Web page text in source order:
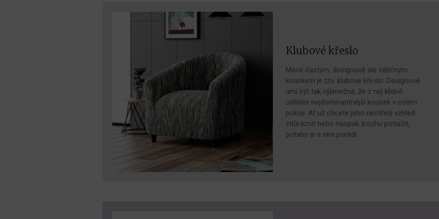
Klubové křeslo
Méně častým, designově ale vděčným
kouskem je tzv. klubové křeslo. Designově
umí být tak výjimečné, že z nej klidně
uděláte nejdominantnější kousek v celém
pokoji. Ať už chcete jeho neotřelý vzhled
zdůraznit nebo naopak trochu potlačit,
potahy si s ním poradí.